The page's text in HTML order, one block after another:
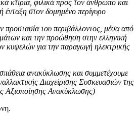
κτίρια, φιλικά προς τον άνθρωπο και
ένταξη στον δομημένο περίγυρο
προστασία του περιβάλλοντος, μέσα από
και την προώθηση στην ελληνική
κυψελών για την παραγωγή ηλεκτρικής
ανακύκλωσης και συμμετέχουμε
Διαχείρισης Συσκευασιών της
Αξιοποίησης Ανακύκλωσης)